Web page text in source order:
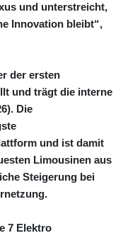
und unterstreicht,
Innovation bleibt“,
der ersten
und trägt die interne
. Die
und ist damit
Limousinen aus
Steigerung bei
7 Elektro